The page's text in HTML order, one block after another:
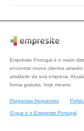
Empresite Portugal é o maior
encontrar novos clientes
atividade da sua empresa.
forma gratuita, hoje mesmo.
Perguntas frequentes
O que é o Empresite Portugal